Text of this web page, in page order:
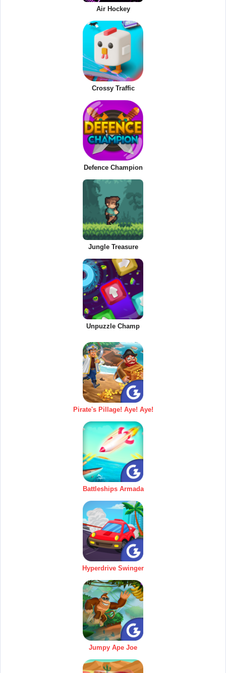
Air Hockey
Crossy Traffic
Defence Champion
Jungle Treasure
Unpuzzle Champ
Pirate's Pillage! Aye! Aye!
Battleships Armada
Hyperdrive Swinger
Jumpy Ape Joe